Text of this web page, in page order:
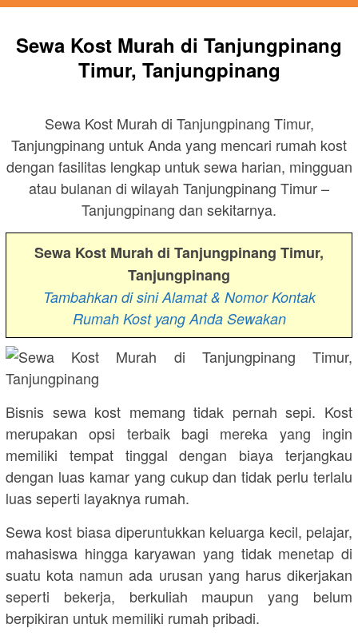
Sewa Kost Murah di Tanjungpinang
Timur, Tanjungpinang
Sewa Kost Murah di Tanjungpinang Timur,
Tanjungpinang untuk Anda yang mencari rumah kost
dengan fasilitas lengkap untuk sewa harian, mingguan
atau bulanan di wilayah Tanjungpinang Timur –
Tanjungpinang dan sekitarnya.
Sewa Kost Murah di Tanjungpinang Timur,
Tanjungpinang
Tambahkan di sini Alamat & Nomor Kontak
Rumah Kost yang Anda Sewakan
Bisnis sewa kost memang tidak pernah sepi. Kost
merupakan opsi terbaik bagi mereka yang ingin
memiliki tempat tinggal dengan biaya terjangkau
dengan luas kamar yang cukup dan tidak perlu terlalu
luas seperti layaknya rumah.
Sewa kost biasa diperuntukkan keluarga kecil, pelajar,
mahasiswa hingga karyawan yang tidak menetap di
suatu kota namun ada urusan yang harus dikerjakan
seperti bekerja, berkuliah maupun yang belum
berpikiran untuk memiliki rumah pribadi.